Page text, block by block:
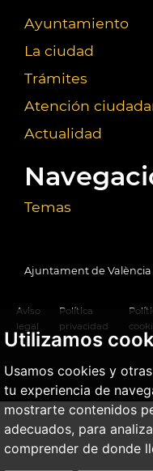
Utilizamos
Usamos cookies y
tu experiencia de
mostrarte contenidos
adecuados, para
comprender de donde
Ayuntamiento
La ciudad
Trámites
Atención
Actualidad
Temas
Ajuntament de
Aviso
legal
Política
privacidad